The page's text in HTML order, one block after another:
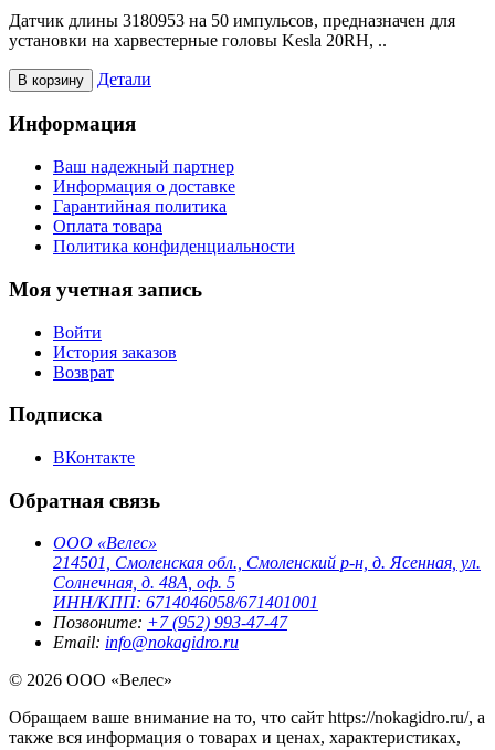
Датчик длины 3180953 на 50 импульсов, предназначен для
установки на харвестерные головы Kesla 20RH, ..
В корзину Детали
Информация
Ваш надежный партнер
Информация о доставке
Гарантийная политика
Оплата товара
Политика конфиденциальности
Моя учетная запись
Войти
История заказов
Возврат
Подписка
ВКонтакте
Обратная связь
ООО «Велес»
214501, Смоленская обл., Смоленский р-н, д. Ясенная, ул.
Солнечная, д. 48А, оф. 5
ИНН/КПП: 6714046058/671401001
Позвоните: +7 (952) 993-47-47
Email: info@nokagidro.ru
© 2026 ООО «Велес»
Обращаем ваше внимание на то, что сайт https://nokagidro.ru/, а
также вся информация о товарах и ценах, характеристиках,